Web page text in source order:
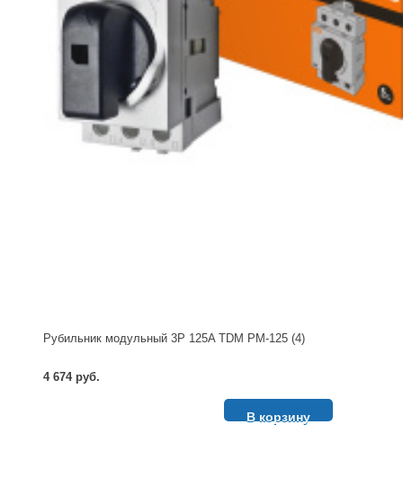
Рубильник модульный 3P 125A TDM РМ-125 (4)
4 674 руб.
В корзину